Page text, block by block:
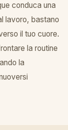
conduca una
lavoro, bastano
il tuo cuore.
la routine
la